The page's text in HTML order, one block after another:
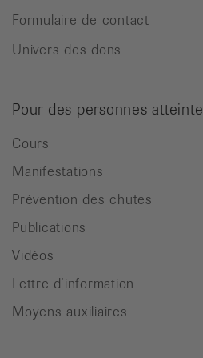
Formulaire de contact
Univers des dons
Pour des personnes
Cours
Manifestations
Prévention des chutes
Publications
Vidéos
Lettre d’information
Moyens auxiliaires